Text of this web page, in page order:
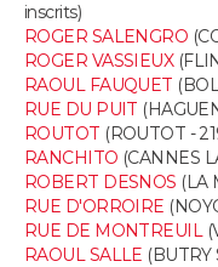
Alimentation
Guide de la santé
Maladies
Médicaments
Sommeil
VOYAGE
Destinations
City break
Voyage nature
Voyage de noces
Forum
Climat
+
PHOTO
GUIDES D'ACHAT
BONS PLANS
CARTE DE VOEUX
inscrits)
ROGER SALENGRO
ROGER VASSIEUX
RAOUL FAUQUET
RUE DU PUIT
ROUTOT (ROUTOT -
RANCHITO (CANNES
ROBERT DESNOS (LA
RUE D'ORROIRE
RUE DE MONTREUIL
RAOUL SALLE (BUTRY